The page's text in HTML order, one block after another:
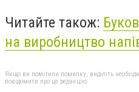
Читайте також:
на виробництво
Якщо ви помітили помилку, виділіть
повідомити про це редакцію